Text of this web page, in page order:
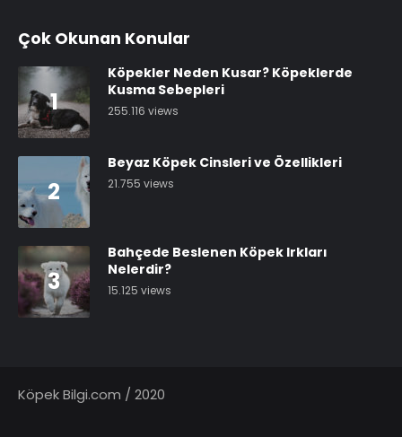
Çok Okunan Konular
1
Köpekler Neden Kusar? Köpeklerde
Kusma Sebepleri
255.116 views
2
Beyaz Köpek Cinsleri ve Özellikleri
21.755 views
3
Bahçede Beslenen Köpek Irkları
Nelerdir?
15.125 views
Köpek Bilgi.com / 2020